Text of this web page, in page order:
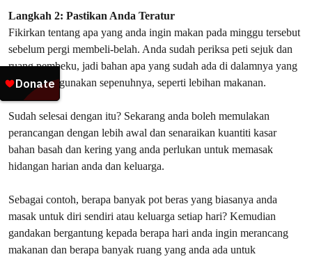
Langkah 2: Pastikan Anda Teratur
Fikirkan tentang apa yang anda ingin makan pada minggu tersebut
sebelum pergi membeli-belah. Anda sudah periksa peti sejuk dan
ruang pembeku, jadi bahan apa yang sudah ada di dalamnya yang
boleh anda gunakan sepenuhnya, seperti lebihan makanan.
Sudah selesai dengan itu? Sekarang anda boleh memulakan
perancangan dengan lebih awal dan senaraikan kuantiti kasar
bahan basah dan kering yang anda perlukan untuk memasak
hidangan harian anda dan keluarga.
Sebagai contoh, berapa banyak pot beras yang biasanya anda
masak untuk diri sendiri atau keluarga setiap hari? Kemudian
gandakan bergantung kepada berapa hari anda ingin merancang
makanan dan berapa banyak ruang yang anda ada untuk